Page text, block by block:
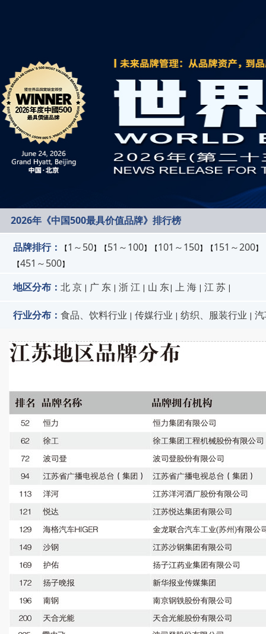
2026年《中国500最具价值品牌》排行榜
品牌排行： 【1～50】【51～100】【101～150】【151～200】
【451～500】
地区分布： 北 京 | 广 东 | 浙 江 | 山 东| 上 海 | 江 苏 |
行业分布： 食品、饮料行业 | 传媒行业 | 纺织、服装行业 |